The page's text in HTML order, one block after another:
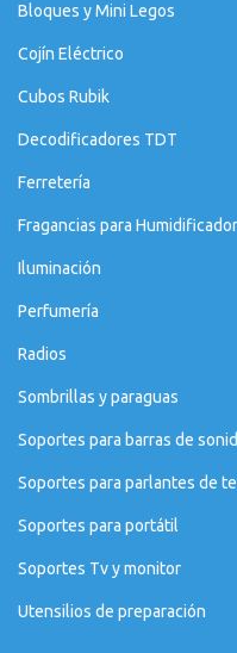
Bloques y Mini Legos
Cojín Eléctrico
Cubos Rubik
Decodificadores TDT
Ferretería
Fragancias para Humidificador
Iluminación
Perfumería
Radios
Sombrillas y paraguas
Soportes para barras de
Soportes para parlantes de
Soportes para portátil
Soportes Tv y monitor
Utensilios de preparación